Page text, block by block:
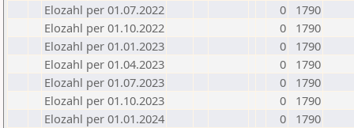
Elozahl per 01.07.2022
0
1790
Elozahl per 01.10.2022
0
1790
Elozahl per 01.01.2023
0
1790
Elozahl per 01.04.2023
0
1790
Elozahl per 01.07.2023
0
1790
Elozahl per 01.10.2023
0
1790
Elozahl per 01.01.2024
0
1790